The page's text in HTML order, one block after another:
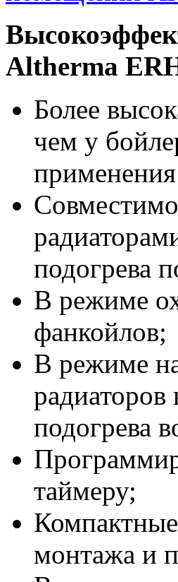
Altherma
Более
чем у
подогрева
В режиме
фанкойлов;
В режиме
подогрева
таймеру;
монтажа и